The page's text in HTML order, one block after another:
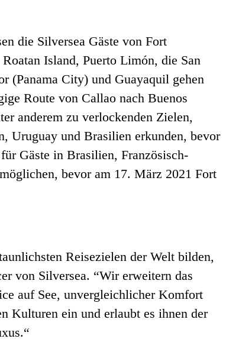
die Silversea Gäste von Fort
Island, Puerto Limón, die San
(Panama City) und Guayaquil gehen
Route von Callao nach Buenos
anderem zu verlockenden Zielen,
Uruguay und Brasilien erkunden, bevor
Gäste in Brasilien, Französisch-
bevor am 17. März 2021 Fort
Reisezielen der Welt bilden,
von Silversea. “Wir erweitern das
auf See, unvergleichlicher Komfort
Kulturen ein und erlaubt es ihnen der